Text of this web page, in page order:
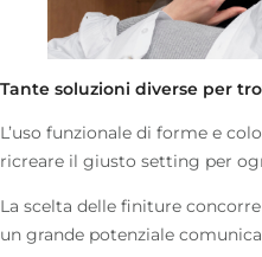
Tante soluzioni diverse per
L’uso funzionale di forme e
ricreare il giusto setting per
La scelta delle finiture
un grande potenziale